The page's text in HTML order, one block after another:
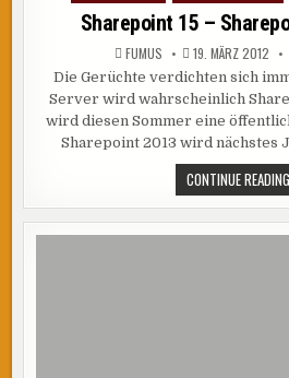
inSharepoint 15 –
FUMUS 19. MÄRZ 2012
Die Gerüchte verdichten sich
Server wird wahrscheinlich
wird diesen Sommer eine
Sharepoint 2013 wird nächstes
CONTINUE READING